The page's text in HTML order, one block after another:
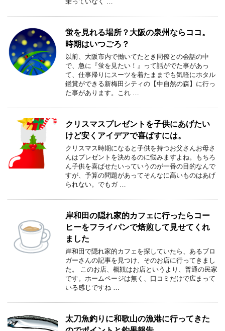
蛍を見れる場所？大阪の泉州ならココ。
時期はいつごろ？
以前、大阪市内で働いてたとき同僚との会話の中
で、急に『蛍を見たい！』って話がでた事があっ
て、仕事帰りにスーツを着たままでも気軽にホタル
鑑賞ができる新梅田シティの【中自然の森】に行っ
た事があります。これ …
クリスマスプレゼントを子供にあげたい
けど安くアイデアで喜ばすには。
クリスマス時期になると子供を持つお父さんお母さ
んはプレゼントを決めるのに悩みますよね。もちろ
ん子供を喜ばせたいっていうのが一番の目的なんで
すが、予算の問題があってそんなに高いものはあげ
られない。でもガ …
岸和田の隠れ家的カフェに行ったらコー
ヒーをフライパンで焙煎して見せてくれ
ました
岸和田で隠れ家的カフェを探していたら、あるブロ
ガーさんの記事を見つけ、そのお店に行ってきまし
た。 このお店、概観はお店というより、普通の民家
です。ホームページは無く、口コミだけで広まって
いる感じですね …
太刀魚釣りに和歌山の漁港に行ってきた